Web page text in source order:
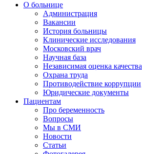
О больнице
Администрация
Вакансии
История больницы
Клинические исследования
Московский врач
Научная база
Независимая оценка качества
Охрана труда
Противодействие коррупции
Юридические документы
Пациентам
Про беременность
Вопросы
Мы в СМИ
Новости
Статьи